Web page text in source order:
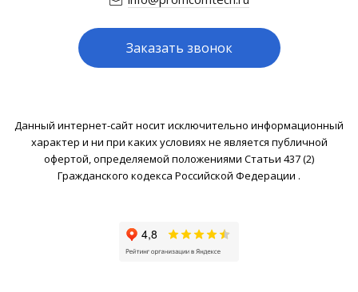
Заказать звонок
Данный интернет-сайт носит исключительно информационный
характер и ни при каких условиях не является публичной
офертой, определяемой положениями Статьи 437 (2)
Гражданского кодекса Российской Федерации .